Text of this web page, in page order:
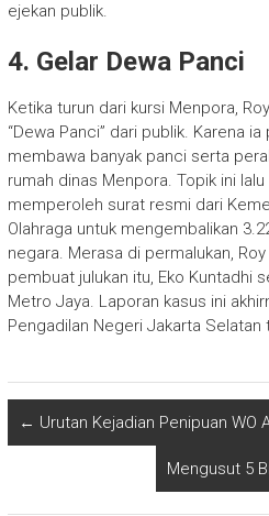
ejekan publik.
4. Gelar Dewa Panci
Ketika turun dari kursi Menpora,
“Dewa Panci” dari publik. Karena
membawa banyak panci serta
rumah dinas Menpora. Topik ini
memperoleh surat resmi dari
Olahraga untuk mengembalikan
negara. Merasa di permalukan,
pembuat julukan itu, Eko Kuntadhi
Metro Jaya. Laporan kasus ini
Pengadilan Negeri Jakarta Selatan
← Urutan Kejadian Penipuan WO
Mengusut 5